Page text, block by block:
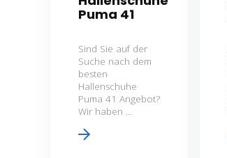
Puma 41
Sind Sie auf der
Suche nach dem
besten
Hallenschuhe
Puma 41 Angebot?
Wir haben ...